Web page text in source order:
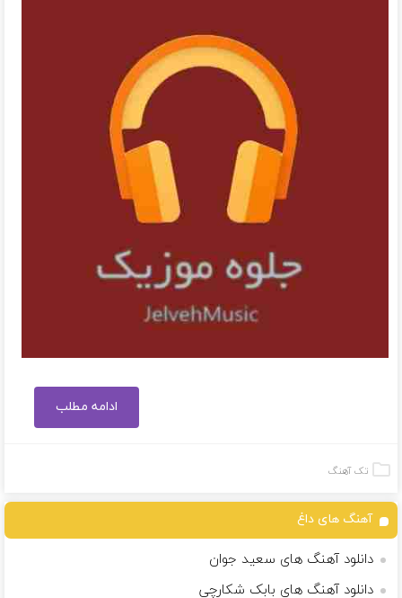
ادامه مطلب
تک آهنگ
آهنگ های داغ
دانلود آهنگ های سعید جوان
دانلود آهنگ های بابک شکارچی